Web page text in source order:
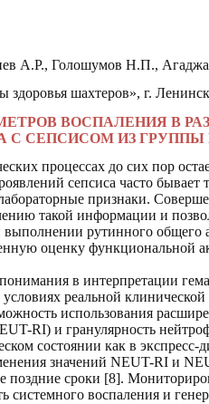
А.Р.,Голошумов Н.П.,
шахтеров», г.
ВОСПАЛЕНИЯ В
С СЕПСИСОМ ИЗ
процессах до сих пор
сепсиса часто бывает
признаки.
такой информации и
выполнении рутинного общего
оценку функциональной
в интерпретации
условиях реальной
использования
-RI) и гранулярность
состоянии как в экспресс-
значений NEUT-RI и
поздние сроки [8].
системного воспаления и